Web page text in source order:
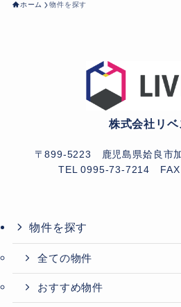
ホーム 物件を探す
株式会社リベ
〒899-5223 鹿児島県姶良市
TEL 0995-73-7214 FAX
物件を探す
全ての物件
おすすめ物件